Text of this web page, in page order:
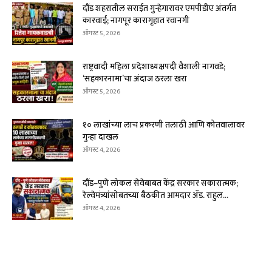
दौंड शहरातील सराईत गुन्हेगारावर एमपीडीए अंतर्गत
कारवाई; नागपूर कारागृहात रवानगी
ऑगस्ट 5, 2026
राष्ट्रवादी महिला प्रदेशाध्यक्षपदी वैशाली नागवडे;
‘सहकारनामा’चा अंदाज ठरला खरा
ऑगस्ट 5, 2026
१० लाखांच्या लाच प्रकरणी तलाठी आणि कोतवालावर
गुन्हा दाखल
ऑगस्ट 4, 2026
दौंड–पुणे लोकल सेवेबाबत केंद्र सरकार सकारात्मक;
रेल्वेमंत्र्यांसोबतच्या बैठकीत आमदार ॲड. राहुल...
ऑगस्ट 4, 2026